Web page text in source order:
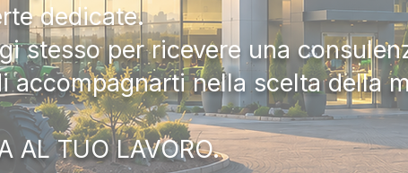
dedicate.
stesso per ricevere una
accompagnarti nella scelta della
AL TUO LAVORO.